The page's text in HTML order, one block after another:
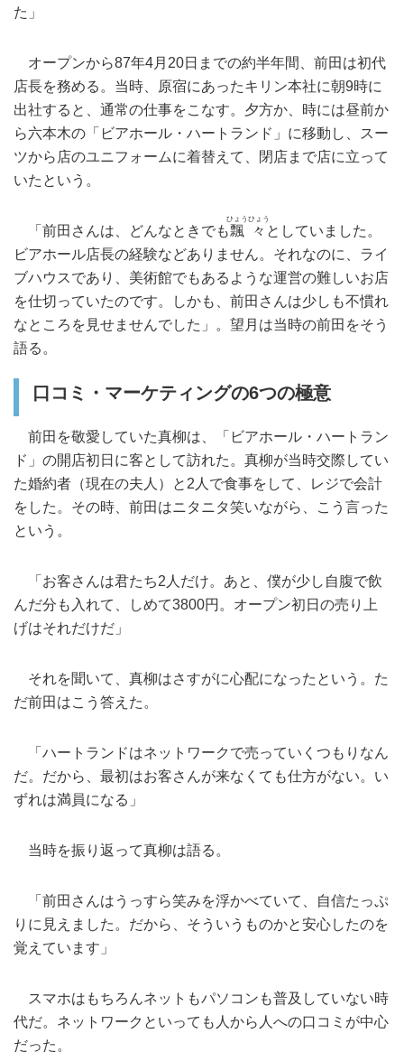
た」
オープンから87年4月20日までの約半年間、前田は初代
店長を務める。当時、原宿にあったキリン本社に朝9時に
出社すると、通常の仕事をこなす。夕方か、時には昼前か
ら六本木の「ビアホール・ハートランド」に移動し、スー
ツから店のユニフォームに着替えて、閉店まで店に立って
いたという。
「前田さんは、どんなときでも飄々
ひょうひょう
としていました。
ビアホール店長の経験などありません。それなのに、ライ
ブハウスであり、美術館でもあるような運営の難しいお店
を仕切っていたのです。しかも、前田さんは少しも不慣れ
なところを見せませんでした」。望月は当時の前田をそう
語る。
口コミ・マーケティングの6つの極意
前田を敬愛していた真柳は、「ビアホール・ハートラン
ド」の開店初日に客として訪れた。真柳が当時交際してい
た婚約者（現在の夫人）と2人で食事をして、レジで会計
をした。その時、前田はニタニタ笑いながら、こう言った
という。
「お客さんは君たち2人だけ。あと、僕が少し自腹で飲
んだ分も入れて、しめて3800円。オープン初日の売り上
げはそれだけだ」
それを聞いて、真柳はさすがに心配になったという。た
だ前田はこう答えた。
「ハートランドはネットワークで売っていくつもりなん
だ。だから、最初はお客さんが来なくても仕方がない。い
ずれは満員になる」
当時を振り返って真柳は語る。
「前田さんはうっすら笑みを浮かべていて、自信たっぷ
りに見えました。だから、そういうものかと安心したのを
覚えています」
スマホはもちろんネットもパソコンも普及していない時
代だ。ネットワークといっても人から人への口コミが中心
だった。